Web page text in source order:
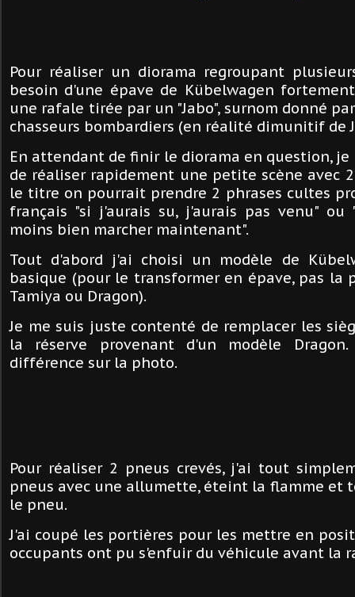
Pour réaliser un diorama regroupant
besoin d'une épave de Kübelwagen
une rafale tirée par un "Jabo", surnom donné
chasseurs bombardiers (en réalité dimunitif de
En attendant de finir le diorama en question,
de réaliser rapidement une petite scène avec 2
le titre on pourrait prendre 2 phrases cultes
français "si j'aurais su, j'aurais pas venu" ou
moins bien marcher maintenant".
Tout d'abord j'ai choisi un modèle de
basique (pour le transformer en épave, pas la
Tamiya ou Dragon).
Je me suis juste contenté de remplacer les
la réserve provenant d'un modèle
différence sur la photo.
Pour réaliser 2 pneus crevés, j'ai tout
pneus avec une allumette, éteint la flamme et
le pneu.
J'ai coupé les portières pour les mettre en
occupants ont pu s'enfuir du véhicule avant la